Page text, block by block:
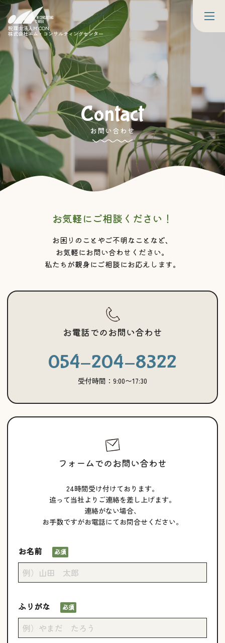
税理士法人M’CON
株式会社エム・コンサルティングセンター
Contact
お問い合わせ
お気軽にご相談ください！
お困りのことやご不明なことなど、
お気軽にお問い合わせください。
私たちが親身にご相談にお応えします。
お電話でのお問い合わせ
054-204-8322
受付時間：9:00〜17:30
フォームでのお問い合わせ
24時間受け付けております。
追って当社よりご連絡を差し上げます。
連絡がない場合、
お手数ですがお電話にてお問合せください。
お名前 必須
ふりがな 必須